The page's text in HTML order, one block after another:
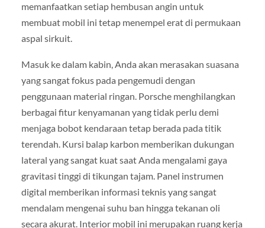
memanfaatkan setiap hembusan angin untuk
membuat mobil ini tetap menempel erat di permukaan
aspal sirkuit.
Masuk ke dalam kabin, Anda akan merasakan suasana
yang sangat fokus pada pengemudi dengan
penggunaan material ringan. Porsche menghilangkan
berbagai fitur kenyamanan yang tidak perlu demi
menjaga bobot kendaraan tetap berada pada titik
terendah. Kursi balap karbon memberikan dukungan
lateral yang sangat kuat saat Anda mengalami gaya
gravitasi tinggi di tikungan tajam. Panel instrumen
digital memberikan informasi teknis yang sangat
mendalam mengenai suhu ban hingga tekanan oli
secara akurat. Interior mobil ini merupakan ruang kerja